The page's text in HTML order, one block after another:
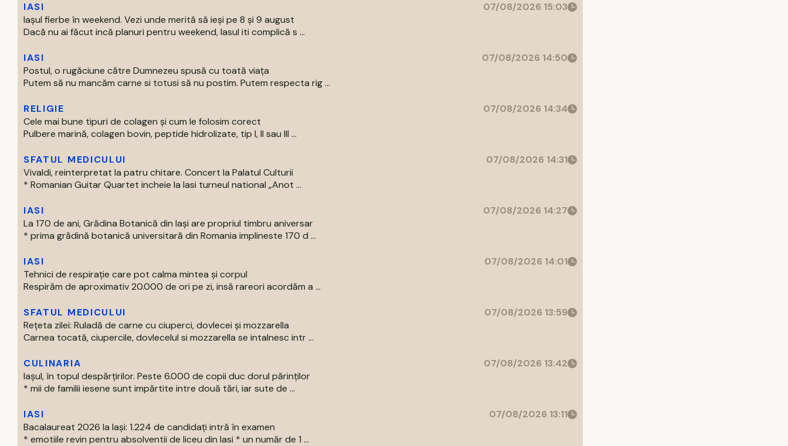
IASI
07/08/2026 15:03
Iașul fierbe în weekend. Vezi unde merită să ieși pe 8 și 9 august
Dacă nu ai făcut incă planuri pentru weekend, Iasul iti complică s ...
IASI
07/08/2026 14:50
Postul, o rugăciune către Dumnezeu spusă cu toată viața
Putem să nu mancăm carne si totusi să nu postim. Putem respecta rig ...
RELIGIE
07/08/2026 14:34
Cele mai bune tipuri de colagen și cum le folosim corect
Pulbere marină, colagen bovin, peptide hidrolizate, tip I, II sau III ...
SFATUL MEDICULUI
07/08/2026 14:31
Vivaldi, reinterpretat la patru chitare. Concert la Palatul Culturii
* Romanian Guitar Quartet incheie la Iasi turneul national „Anot ...
IASI
07/08/2026 14:27
La 170 de ani, Grădina Botanică din Iași are propriul timbru aniversar
* prima grădină botanică universitară din Romania implineste 170 d ...
IASI
07/08/2026 14:01
Tehnici de respirație care pot calma mintea și corpul
Respirăm de aproximativ 20.000 de ori pe zi, insă rareori acordăm a ...
SFATUL MEDICULUI
07/08/2026 13:59
Rețeta zilei: Ruladă de carne cu ciuperci, dovlecei și mozzarella
Carnea tocată, ciupercile, dovlecelul si mozzarella se intalnesc intr ...
CULINARIA
07/08/2026 13:42
Iașul, în topul despărțirilor. Peste 6.000 de copii duc dorul părinților
* mii de familii iesene sunt impărtite intre două tări, iar sute de ...
IASI
07/08/2026 13:11
Bacalaureat 2026 la Iași: 1.224 de candidați intră în examen
* emotiile revin pentru absolventii de liceu din Iasi * un număr de 1 ...